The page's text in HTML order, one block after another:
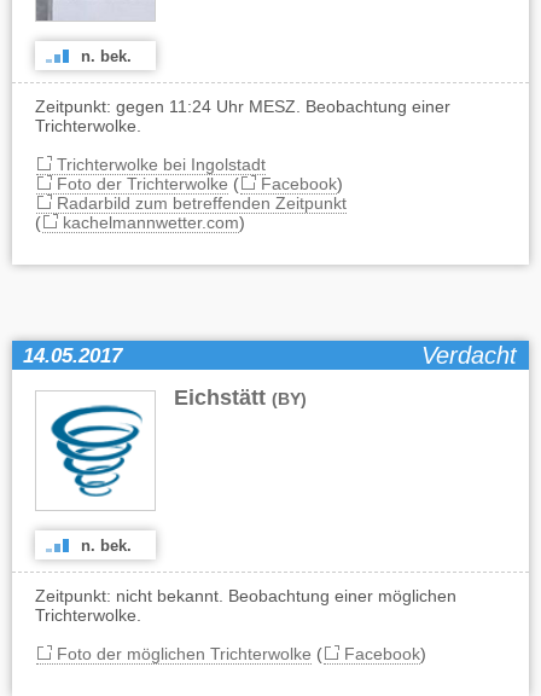
n. bek.
Zeitpunkt: gegen 11:24 Uhr MESZ. Beobachtung einer
Trichterwolke.
Trichterwolke bei Ingolstadt
Foto der Trichterwolke ( Facebook)
Radarbild zum betreffenden Zeitpunkt
(
kachelmannwetter.com)
14.05.2017 Verdacht
Eichstätt (BY)
n. bek.
Zeitpunkt: nicht bekannt. Beobachtung einer möglichen
Trichterwolke.
Foto der möglichen Trichterwolke ( Facebook)